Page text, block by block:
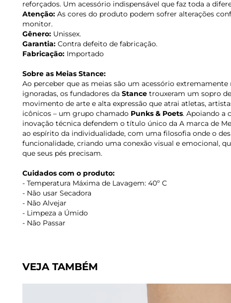
reforçados. Um acessório indispensável que faz toda a
Atenção: As cores do produto podem sofrer alterações
monitor.
Gênero: Unissex.
Garantia: Contra defeito de fabricação.
Fabricação: Importado
Sobre as Meias Stance:
Ao perceber que as meias são um acessório
ignoradas, os fundadores da Stance trouxeram um sopro
movimento de arte e alta expressão que atrai atletas,
icônicos – um grupo chamado Punks & Poets. Apoiando a
inovação técnica defendem o título único da A marca de
ao espírito da individualidade, com uma filosofia onde o
funcionalidade, criando uma conexão visual e emocional,
que seus pés precisam.
Cuidados com o produto:
- Temperatura Máxima de Lavagem: 40º C
- Não usar Secadora
- Não Alvejar
- Limpeza a Úmido
- Não Passar
VEJA TAMBÉM